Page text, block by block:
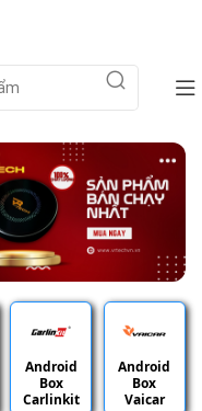
Android
Box
Carlinkit
Android
Box
Vaicar